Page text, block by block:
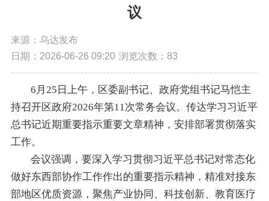
议
来源：乌达发布
日期：2026-06-26 09:20 浏览次数： 83
6月25日上午，区委副书记、政府党组书记马恺主
持召开区政府2026年第11次常务会议。传达学习习近平
总书记近期重要指示重要文章精神，安排部署贯彻落实
工作。
会议强调，要深入学习贯彻习近平总书记对常态化
做好东西部协作工作作出的重要指示精神，精准对接东
部地区优质资源，聚焦产业协同、科技创新、教育医疗